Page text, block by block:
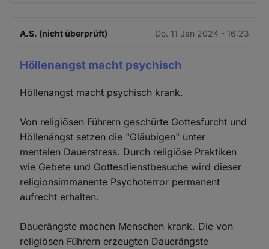
A.S. (nicht überprüft) Do. 11 Jan 2024 - 16:23
Höllenangst macht psychisch
Höllenangst macht psychisch krank.
Von religiösen Führern geschürte Gottesfurcht und
Höllenängst setzen die "Gläubigen" unter
mentalen Dauerstress. Durch religiöse Praktiken
wie Gebete und Gottesdienstbesuche wird dieser
religionsimmanente Psychoterror permanent
aufrecht erhalten.
Dauerängste machen Menschen krank. Die von
religiösen Führern erzeugten Dauerängste